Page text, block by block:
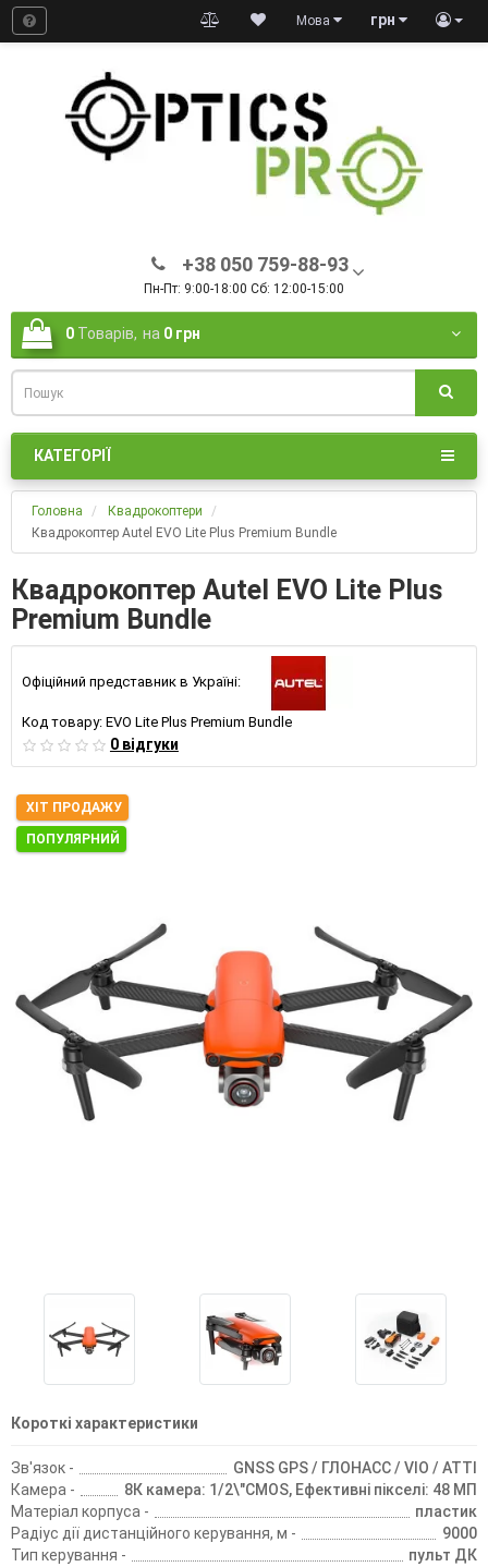
грн
Мова
+38 050 759-88-93
Пн-Пт: 9:00-18:00 Сб: 12:00-15:00
0 Товарів, на 0 грн
КАТЕГОРІЇ
Головна
Квадрокоптери
Квадрокоптер Autel EVO Lite Plus Premium Bundle
Квадрокоптер Autel EVO Lite Plus
Premium Bundle
Офіційний представник в Україні:
Код товару: EVO Lite Plus Premium Bundle
0 відгуки
ХІТ ПРОДАЖУ
ПОПУЛЯРНИЙ
Короткі характеристики
Зв'язок -
GNSS GPS / ГЛОНАСС / VIO / ATTI
Камера -
8К камера: 1/2\"CMOS, Ефективні пікселі: 48 МП
Матеріал корпуса -
пластик
Радіус дії дистанційного керування, м -
9000
Тип керування -
пульт ДК